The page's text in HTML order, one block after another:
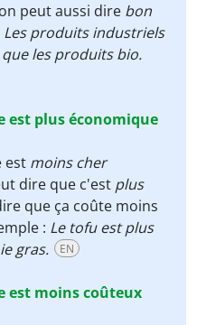
peut aussi dire bon
Les produits industriels
les produits bio.
est plus économique
est moins cher
dire que c'est plus
que ça coûte moins
: Le tofu est plus
gras. EN
est moins coûteux